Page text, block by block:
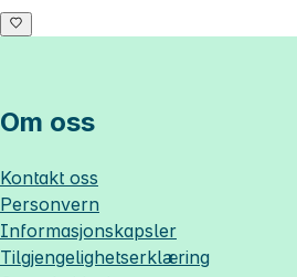
Om oss
Kontakt oss
Personvern
Informasjonskapsler
Tilgjengelighetserklæring